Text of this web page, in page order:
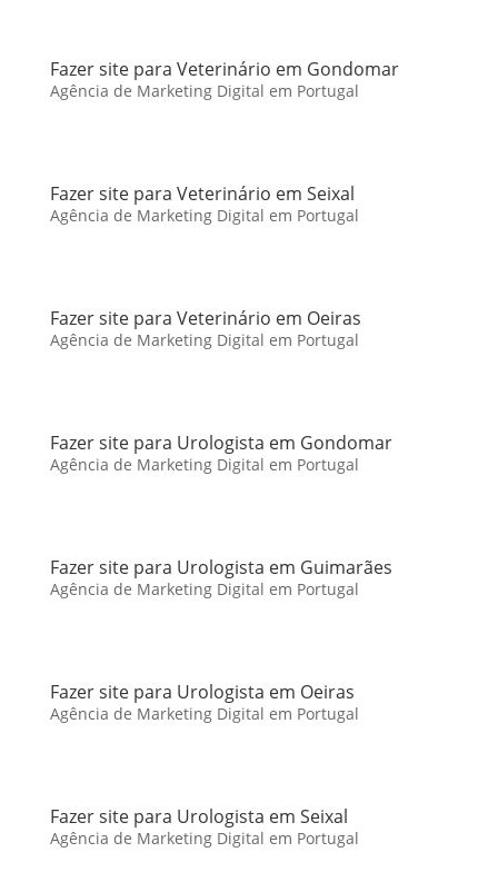
Fazer site para Veterinário em Gondomar
Agência de Marketing Digital em Portugal
Fazer site para Veterinário em Seixal
Agência de Marketing Digital em Portugal
Fazer site para Veterinário em Oeiras
Agência de Marketing Digital em Portugal
Fazer site para Urologista em Gondomar
Agência de Marketing Digital em Portugal
Fazer site para Urologista em Guimarães
Agência de Marketing Digital em Portugal
Fazer site para Urologista em Oeiras
Agência de Marketing Digital em Portugal
Fazer site para Urologista em Seixal
Agência de Marketing Digital em Portugal